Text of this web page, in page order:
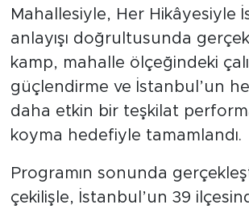
Mahallesiyle, Her Hikâyesiyle
anlayışı doğrultusunda
kamp, mahalle ölçeğindeki
güçlendirme ve İstanbul’un
daha etkin bir teşkilat
koyma hedefiyle tamamlandı.
Programın sonunda
çekilişle, İstanbul’un 39